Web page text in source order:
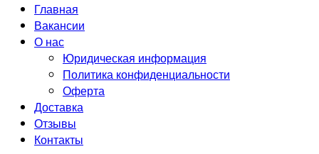
Главная
Вакансии
О нас
Юридическая информация
Политика конфиденциальности
Оферта
Доставка
Отзывы
Контакты